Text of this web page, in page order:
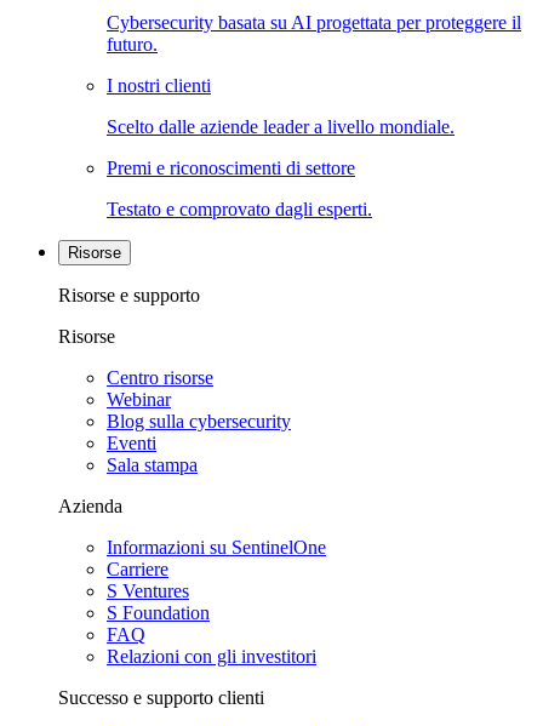
Cybersecurity basata su AI progettata per proteggere il
futuro.
I nostri clienti
Scelto dalle aziende leader a livello mondiale.
Premi e riconoscimenti di settore
Testato e comprovato dagli esperti.
Risorse
Risorse e supporto
Risorse
Centro risorse
Webinar
Blog sulla cybersecurity
Eventi
Sala stampa
Azienda
Informazioni su SentinelOne
Carriere
S Ventures
S Foundation
FAQ
Relazioni con gli investitori
Successo e supporto clienti